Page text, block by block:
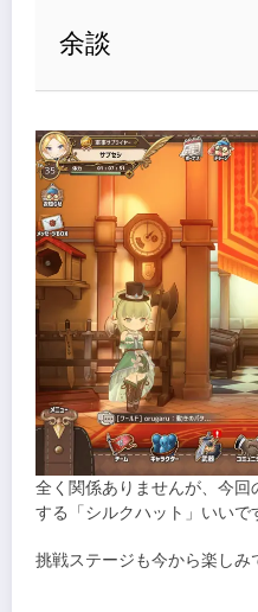
余談
全く関係ありませんが、今
する「シルクハット」いいで
挑戦ステージも今から楽しみ